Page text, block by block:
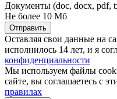
Документы (doc, docx, pdf,
Не более 10 Мб
Отправить
Оставляя свои данные на
исполнилось 14 лет, и я
конфиденциальности
Мы используем файлы
сайте, вы соглашаетесь с
правилах